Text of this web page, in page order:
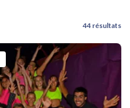
44 résultats